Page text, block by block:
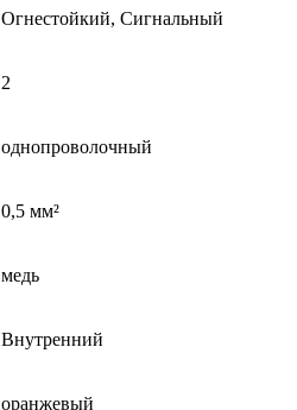
Огнестойкий, Сигнальный
2
однопроволочный
0,5 мм²
медь
Внутренний
оранжевый